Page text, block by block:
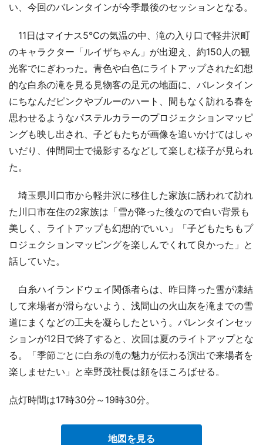
い、今回のバレンタインが今季最後のセッションとなる。
11日はマイナス5℃の気温の中、滝の入り口で軽井沢町
のキャラクター「ルイザちゃん」が出迎え、約150人の観
光客でにぎわった。青色や白色にライトアップされた幻想
的な白糸の滝を見る見物客の足元の地面に、バレンタイン
にちなんだピンクやブルーのハート、間もなく訪れる春を
思わせるようなパステルカラーのプロジェクションマッピ
ングも映し出され、子どもたちが画像を追いかけてはしゃ
いだり、仲間同士で撮影するなどして楽しむ様子が見られ
た。
埼玉県川口市から軽井沢に移住した家族に誘われて訪れ
た川口市在住の2家族は「雪が降った後なので白い背景も
美しく、ライトアップも幻想的でいい」「子どもたちもプ
ロジェクションマッピングを楽しんでくれて良かった」と
話していた。
白糸ハイランドウェイ関係者らは、昨日降った雪が凍結
して来場者が滑らないよう、浅間山の火山灰を滝までの雪
道にまくなどの工夫を凝らしたという。バレンタインセッ
ションが12日で終了すると、次回は夏のライトアップとな
る。「季節ごとに白糸の滝の魅力が伝わる演出で来場者を
楽しませたい」と幸野茂社長は顔をほころばせる。
点灯時間は17時30分～19時30分。
地図を見る